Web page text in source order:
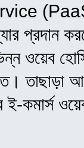
প্রদান
ওয়েব
কমার্স